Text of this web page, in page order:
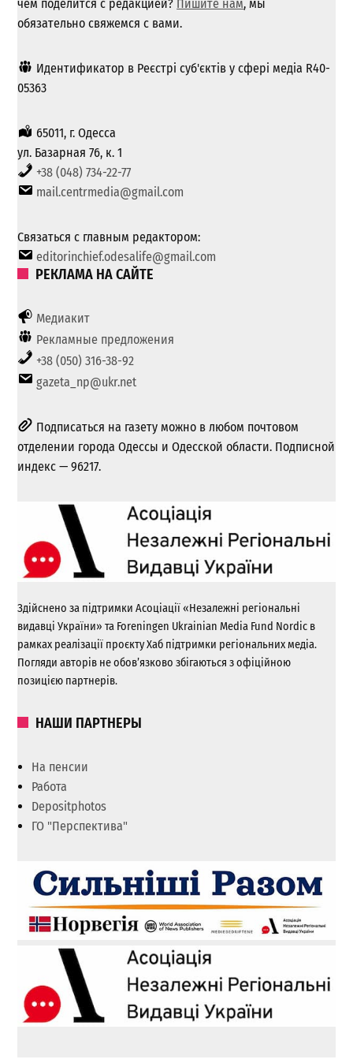
чем поделится с редакцией? Пишите нам, мы
обязательно свяжемся с вами.
Идентификатор в Реєстрі суб'єктів у сфері медіа R40-
05363
65011, г. Одесса
ул. Базарная 76, к. 1
+38 (048) 734-22-77
mail.centrmedia@gmail.com
Связаться с главным редактором:
editorinchief.odesalife@gmail.com
РЕКЛАМА НА САЙТЕ
Медиакит
Рекламные предложения
+38 (050) 316-38-92
gazeta_np@ukr.net
Подписаться на газету можно в любом почтовом
отделении города Одессы и Одесской области. Подписной
индекс — 96217.
Здійснено за підтримки Асоціації «Незалежні регіональні
видавці України» та Foreningen Ukrainian Media Fund Nordic в
рамках реалізації проєкту Хаб підтримки регіональних медіа.
Погляди авторів не обов’язково збігаються з офіційною
позицією партнерів.
НАШИ ПАРТНЕРЫ
На пенсии
Работа
Depositphotos
ГО "Перспектива"